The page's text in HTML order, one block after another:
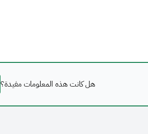
هل كانت هذه المعلومات مفيدة؟